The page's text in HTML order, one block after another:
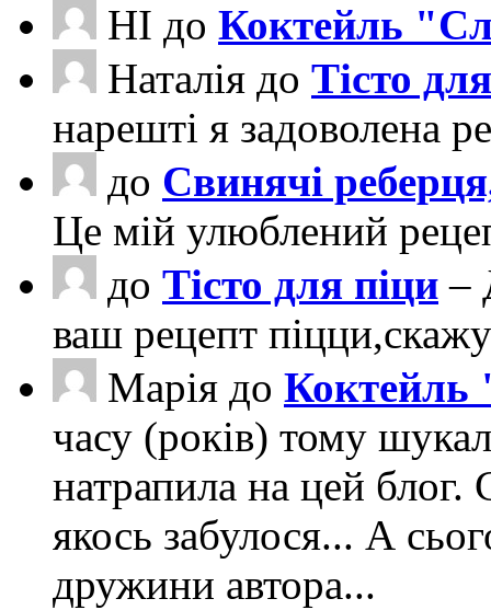
НІ до Коктейль
Наталія до Тісто
нарешті я задоволена
до Свинячі
Це мій улюблений
до Тісто для піци –
ваш рецепт
Марія до Коктейль
часу (років) тому
натрапила на цей блог.
якось забулося... А
дружини автора...